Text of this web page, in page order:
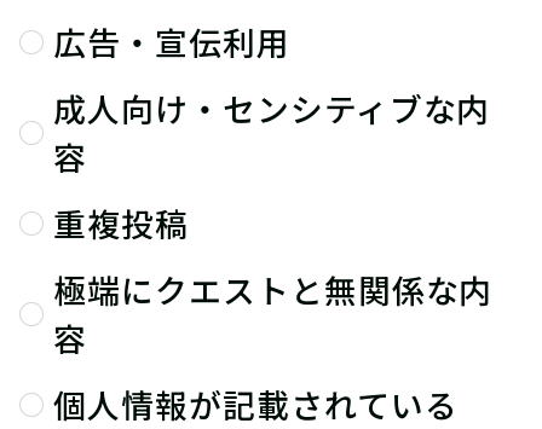
広告・宣伝利用
成人向け・センシティブな内
容
重複投稿
極端にクエストと無関係な内
容
個人情報が記載されている